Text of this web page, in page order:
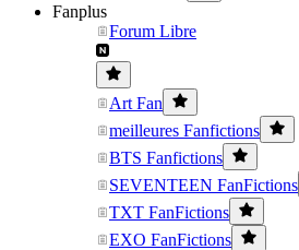
Fanplus
Forum Libre
Art Fan
meilleures Fanfictions
BTS Fanfictions
SEVENTEEN FanFictions
TXT FanFictions
EXO FanFictions